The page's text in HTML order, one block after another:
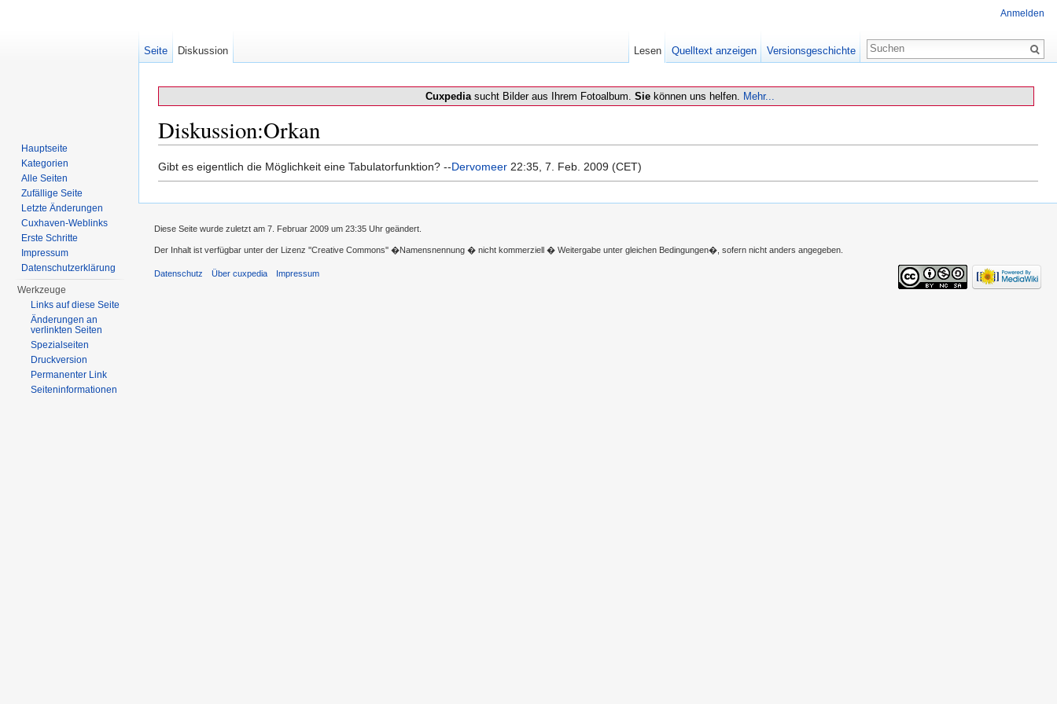
Cuxpediasucht Bilder aus Ihrem Fotoalbum. Sie können uns helfen. Mehr...
Diskussion:Orkan
Gibt es eigentlich die Möglichkeit eine Tabulatorfunktion? --Dervomeer 22:35, 7. Feb. 2009 (CET)
Anmelden
Seite Diskussion Lesen Quelltext anzeigen Versionsgeschichte
Hauptseite
Kategorien
Alle Seiten
Zufällige Seite
Letzte Änderungen
Cuxhaven-Weblinks
Erste Schritte
Impressum
Datenschutzerklärung
Werkzeuge
Links auf diese Seite
Änderungen an
verlinkten Seiten
Spezialseiten
Druckversion
Permanenter Link
Seiten­informationen
Diese Seite wurde zuletzt am 7. Februar 2009 um 23:35 Uhr geändert.
Der Inhalt ist verfügbar unter der Lizenz ''Creative Commons'' �Namensnennung � nicht kommerziell � Weitergabe unter gleichen Bedingungen�, sofern nicht anders angegeben.
Datenschutz Über cuxpedia Impressum